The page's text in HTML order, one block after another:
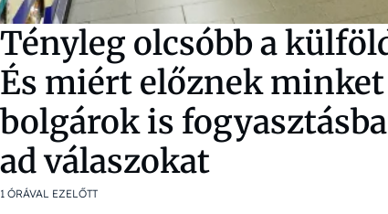
Tényleg olcsóbb a
És miért előznek
bolgárok is
ad válaszokat
1 ÓRÁVAL EZELŐTT